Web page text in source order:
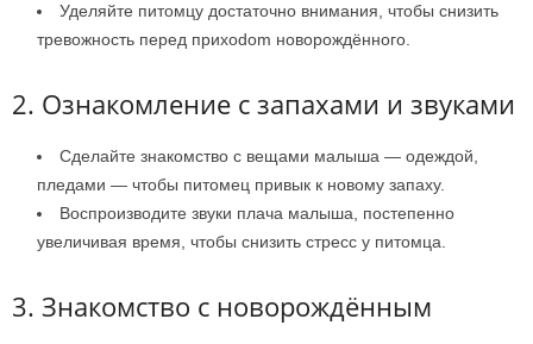
Уделяйте питомцу достаточно внимания, чтобы снизить
тревожность перед прихodom новорождённого.
2. Ознакомление с запахами и звуками
Сделайте знакомство с вещами малыша — одеждой,
пледами — чтобы питомец привык к новому запаху.
Воспроизводите звуки плача малыша, постепенно
увеличивая время, чтобы снизить стресс у питомца.
3. Знакомство с новорождённым